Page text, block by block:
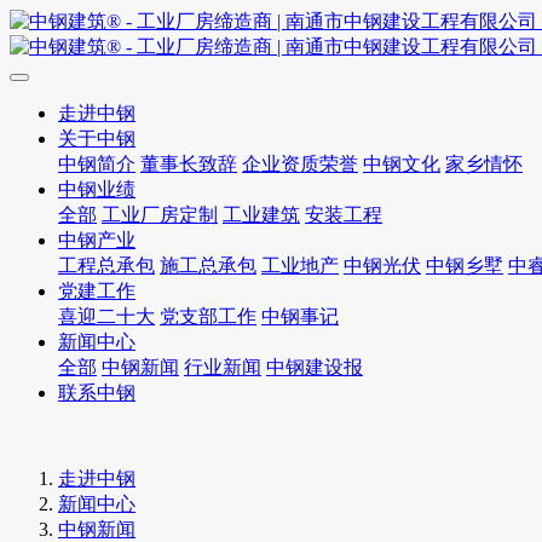
走进中钢
关于中钢
中钢简介 董事长致辞 企业资质荣誉 中钢文化 家乡情怀
中钢业绩
全部 工业厂房定制 工业建筑 安装工程
中钢产业
工程总承包 施工总承包 工业地产 中钢光伏 中钢乡墅 中
党建工作
喜迎二十大 党支部工作 中钢事记
新闻中心
全部 中钢新闻 行业新闻 中钢建设报
联系中钢
走进中钢
新闻中心
中钢新闻